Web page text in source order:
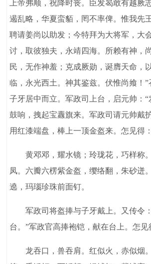
上帝弗顺，祝降时丧。臣发曷敢有越厥
遏乱略，华夏蛮貊，罔不率俾。惟我先
聘请姜尚以助发；今特拜为大将军，大
讨，取彼独夫，永靖四海。所赖有神，
民，无作神羞；克成厥勋，诞膺天命，
临，永光西土。神其鉴兹。伏惟尚飨！”
子牙居中而立。军政司上台，启元帅：“
鼓响，拽起宝纛旗来。军政司请元帅戴
用红漆端盘，棒上一顶金盔来。怎见得：
黄邓邓，耀水镜；玲珑花，巧样称
凤。六瓣六楞紫金盔，缨络翻，朱砂迸
遶，玛瑙珍珠前面钉。
军政司将盔捧与子牙戴上。又传令
台。”军政官高捧袍铠，献在台上。怎见
龙吞口，兽吞肩。红似火，赤似烟